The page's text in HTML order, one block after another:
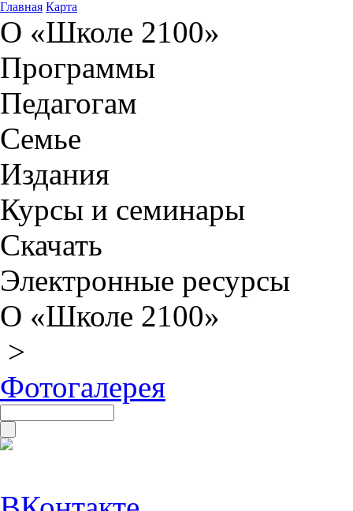
Главная Карта
О «Школе 2100»
Программы
Педагогам
Семье
Издания
Курсы и семинары
Скачать
Электронные ресурсы
О «Школе 2100»
>
Фотогалерея